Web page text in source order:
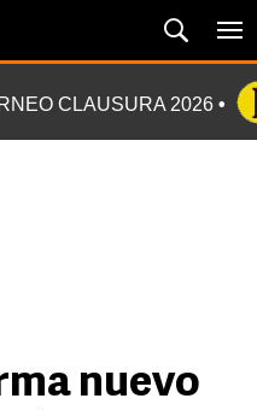
CLAUSURA 2026
nuevo